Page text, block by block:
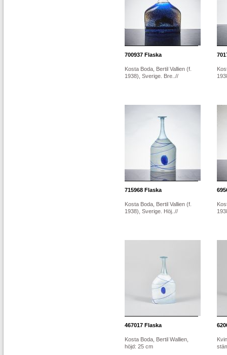
700937 Flaska
Kosta Boda, Bertil Vallien (f.
1938), Sverige. Bre..//
715968 Flaska
Kosta Boda, Bertil Vallien (f.
1938), Sverige. Höj..//
467017 Flaska
Kosta Boda, Bertil Wallien,
höjd: 25 cm